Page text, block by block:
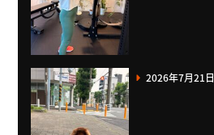
2026年7月21日